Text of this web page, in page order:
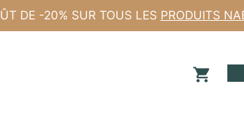
DE -20% SUR TOUS LES PRODUITS